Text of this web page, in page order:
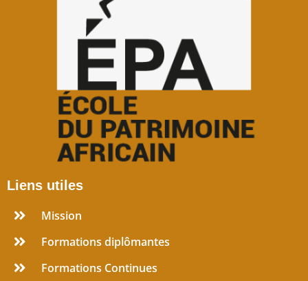
Liens utiles
Mission
Formations diplômantes
Formations Continues